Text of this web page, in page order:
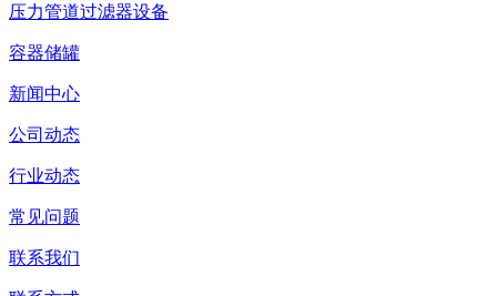
压力管道过滤器设备
容器储罐
新闻中心
公司动态
行业动态
常见问题
联系我们